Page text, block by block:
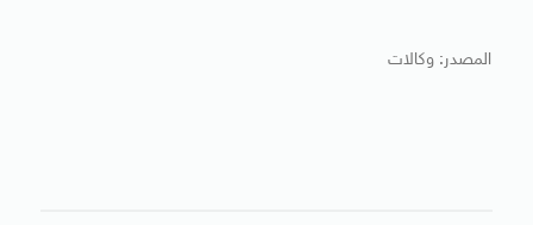
المصدر: وكالات